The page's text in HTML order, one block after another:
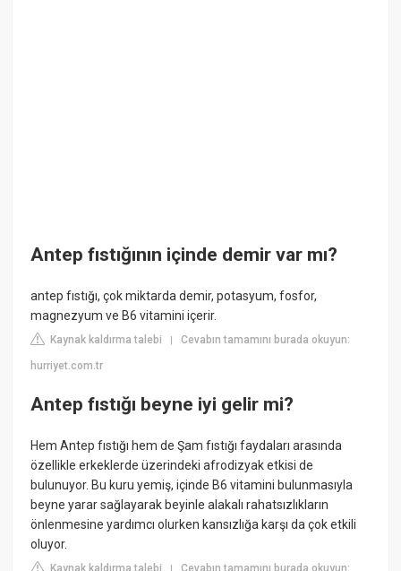
Antep fıstığının içinde demir var mı?
antep fıstığı, çok miktarda demir, potasyum, fosfor,
magnezyum ve B6 vitamini içerir.
Kaynak kaldırma talebi |Cevabın tamamını burada okuyun:
hurriyet.com.tr
Antep fıstığı beyne iyi gelir mi?
Hem Antep fıstığı hem de Şam fıstığı faydaları arasında
özellikle erkeklerde üzerindeki afrodizyak etkisi de
bulunuyor. Bu kuru yemiş, içinde B6 vitamini bulunmasıyla
beyne yarar sağlayarak beyinle alakalı rahatsızlıkların
önlenmesine yardımcı olurken kansızlığa karşı da çok etkili
oluyor.
Kaynak kaldırma talebi |Cevabın tamamını burada okuyun: